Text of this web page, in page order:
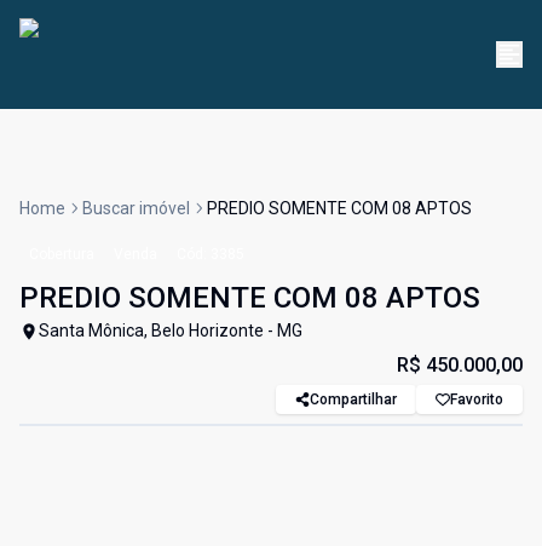
Home Buscar imóvel PREDIO SOMENTE COM 08 APTOS
PREDIO SOMENTE COM 08 APTOS
Santa Mônica, Belo Horizonte - MG
R$ 450.000,00
Compartilhar Favorito